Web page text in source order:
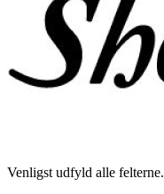
Venligst udfyld alle felterne.